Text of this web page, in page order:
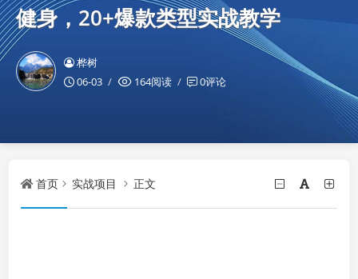
健身，20+爆款类型实战教学
桦树
06-03
164阅读 0评论
首页 实战项目 正文